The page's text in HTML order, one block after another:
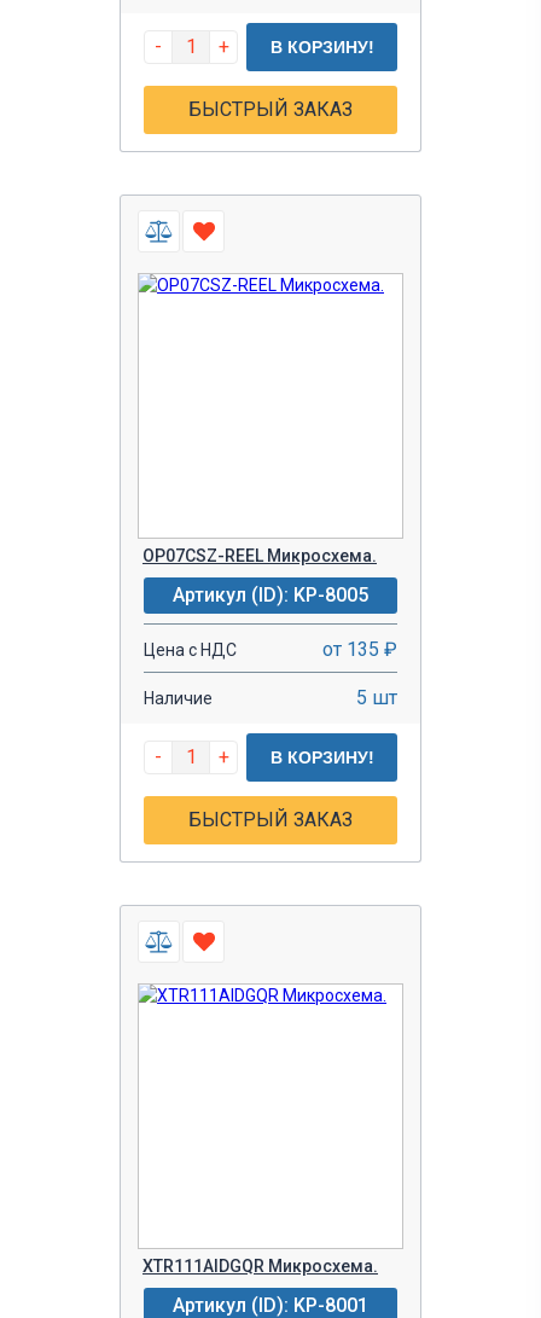
- + В КОРЗИНУ!
БЫСТРЫЙ ЗАКАЗ
OP07CSZ-REEL Микросхема.
Артикул (ID): KP-8005
Цена с НДС от 135 ₽
Наличие 5 шт
- + В КОРЗИНУ!
БЫСТРЫЙ ЗАКАЗ
XTR111AIDGQR Микросхема.
Артикул (ID): KP-8001